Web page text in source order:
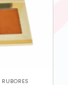
RUBORES